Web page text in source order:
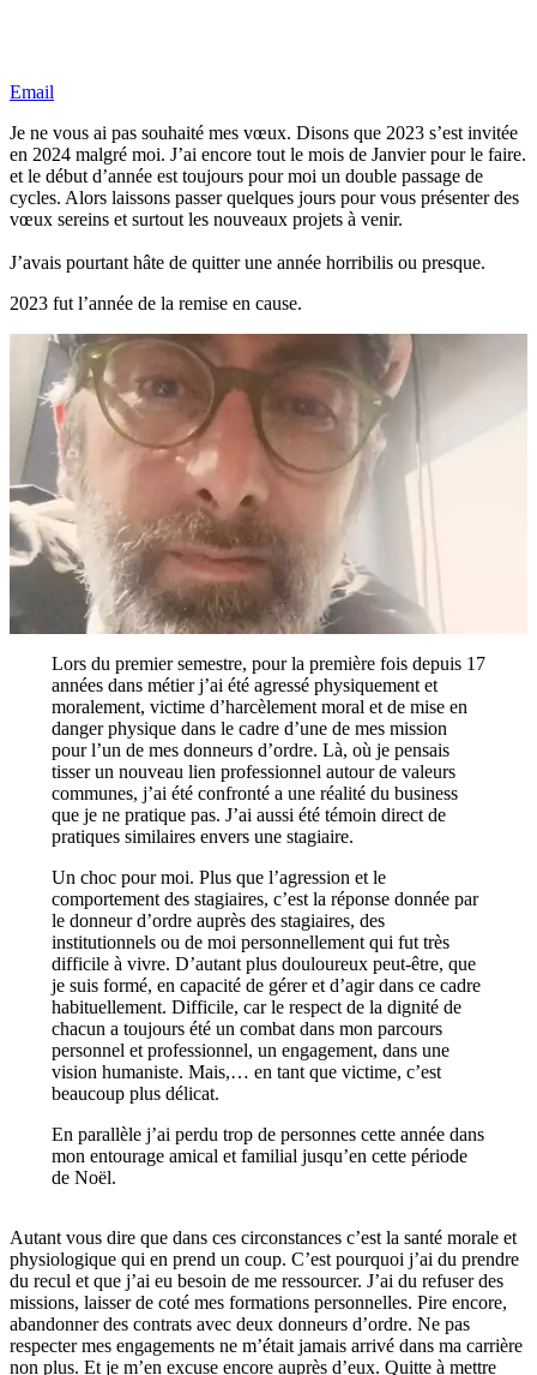
Email
Je ne vous ai pas souhaité mes vœux. Disons que 2023 s’est invitée
en 2024 malgré moi. J’ai encore tout le mois de Janvier pour le faire.
et le début d’année est toujours pour moi un double passage de
cycles. Alors laissons passer quelques jours pour vous présenter des
vœux sereins et surtout les nouveaux projets à venir.
J’avais pourtant hâte de quitter une année horribilis ou presque.
2023 fut l’année de la remise en cause.
Lors du premier semestre, pour la première fois depuis 17
années dans métier j’ai été agressé physiquement et
moralement, victime d’harcèlement moral et de mise en
danger physique dans le cadre d’une de mes mission
pour l’un de mes donneurs d’ordre. Là, où je pensais
tisser un nouveau lien professionnel autour de valeurs
communes, j’ai été confronté a une réalité du business
que je ne pratique pas. J’ai aussi été témoin direct de
pratiques similaires envers une stagiaire.
Un choc pour moi. Plus que l’agression et le
comportement des stagiaires, c’est la réponse donnée par
le donneur d’ordre auprès des stagiaires, des
institutionnels ou de moi personnellement qui fut très
difficile à vivre. D’autant plus douloureux peut-être, que
je suis formé, en capacité de gérer et d’agir dans ce cadre
habituellement. Difficile, car le respect de la dignité de
chacun a toujours été un combat dans mon parcours
personnel et professionnel, un engagement, dans une
vision humaniste. Mais,… en tant que victime, c’est
beaucoup plus délicat.
En parallèle j’ai perdu trop de personnes cette année dans
mon entourage amical et familial jusqu’en cette période
de Noël.
Autant vous dire que dans ces circonstances c’est la santé morale et
physiologique qui en prend un coup. C’est pourquoi j’ai du prendre
du recul et que j’ai eu besoin de me ressourcer. J’ai du refuser des
missions, laisser de coté mes formations personnelles. Pire encore,
abandonner des contrats avec deux donneurs d’ordre. Ne pas
respecter mes engagements ne m’était jamais arrivé dans ma carrière
non plus. Et je m’en excuse encore auprès d’eux. Quitte à mettre